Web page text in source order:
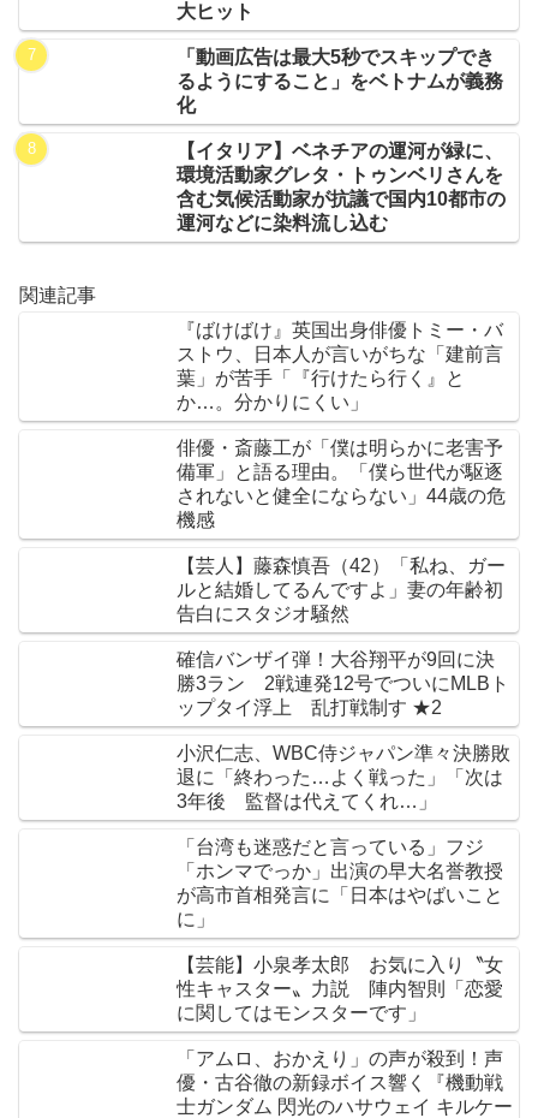
大ヒット
「動画広告は最大5秒でスキップでき
るようにすること」をベトナムが義務
化
【イタリア】ベネチアの運河が緑に、
環境活動家グレタ・トゥンベリさんを
含む気候活動家が抗議で国内10都市の
運河などに染料流し込む
関連記事
『ばけばけ』英国出身俳優トミー・バ
ストウ、日本人が言いがちな「建前言
葉」が苦手「『行けたら行く』と
か…。分かりにくい」
俳優・斎藤工が「僕は明らかに老害予
備軍」と語る理由。「僕ら世代が駆逐
されないと健全にならない」44歳の危
機感
【芸人】藤森慎吾（42）「私ね、ガー
ルと結婚してるんですよ」妻の年齢初
告白にスタジオ騒然
確信バンザイ弾！大谷翔平が9回に決
勝3ラン 2戦連発12号でついにMLBト
ップタイ浮上 乱打戦制す ★2
小沢仁志、WBC侍ジャパン準々決勝敗
退に「終わった…よく戦った」「次は
3年後 監督は代えてくれ…」
「台湾も迷惑だと言っている」フジ
「ホンマでっか」出演の早大名誉教授
が高市首相発言に「日本はやばいこと
に」
【芸能】小泉孝太郎 お気に入り〝女
性キャスター〟力説 陣内智則「恋愛
に関してはモンスターです」
「アムロ、おかえり」の声が殺到！声
優・古谷徹の新録ボイス響く『機動戦
士ガンダム 閃光のハサウェイ キルケー